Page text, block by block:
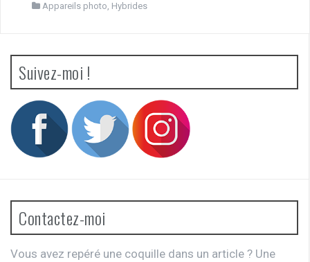
Appareils photo, Hybrides
Suivez-moi !
Contactez-moi
Vous avez repéré une coquille dans un article ? Une